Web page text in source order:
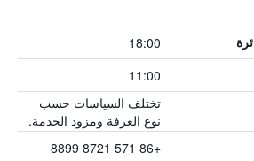
18:00
11:00
تختلف السياسات حسب
نوع الغرفة ومزود الخدمة.
+86 571 8721 8899